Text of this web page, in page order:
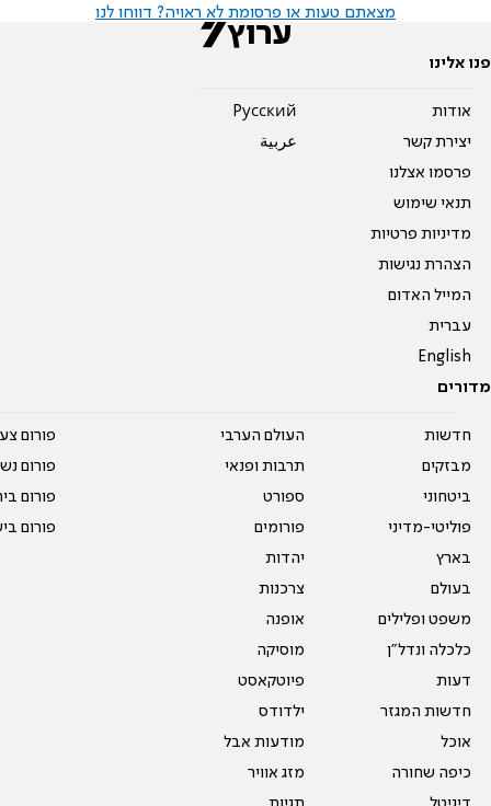
מצאתם טעות או פרסומת לא ראויה? דווחו לנו
פנו אלינו
אודות
יצירת קשר
פרסמו אצלנו
תנאי שימוש
מדיניות פרטיות
הצהרת נגישות
המייל האדום
עברית
English
Pусский
عربية
מדורים
חדשות
מבזקים
ביטחוני
פוליטי-מדיני
בארץ
בעולם
משפט ופלילים
כלכלה ונדל"ן
דעות
חדשות המגזר
אוכל
כיפה שחורה
העולם הערבי
תרבות ופנאי
ספורט
פורומים
יהדות
צרכנות
אופנה
מוסיקה
פיוטקאסט
ילדודס
מודעות אבל
מזג אוויר
פורום
פורום
פורום
פורום